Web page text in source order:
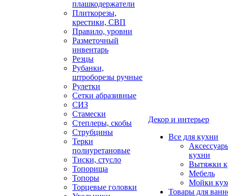
плашкодержатели
Плиткорезы,
крестики, СВП
Правило, уровни
Разметочный
инвентарь
Резцы
Рубанки,
штроборезы ручные
Рулетки
Сетки абразивные
СИЗ
Стамески
Степлеры, скобы
Струбцины
Терки
полиуретановые
Тиски, стусло
Топорища
Топоры
Торцевые головки
Декор и интерьер
Все для кухни
кухни
Вытяжки
Мебель
Мойки
Товары для